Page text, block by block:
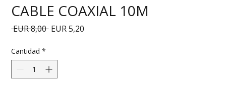
CABLE COAXIAL 10M
EUR 8,00 Precio
EUR 5,20
Cantidad *